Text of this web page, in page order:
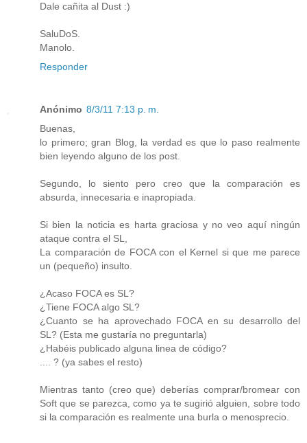
Dale cañita al Dust :)
SaluDoS.
Manolo.
Responder
Anónimo 8/3/11 7:13 p. m.
Buenas,
lo primero; gran Blog, la verdad es que lo paso realmente
bien leyendo alguno de los post.
Segundo, lo siento pero creo que la comparación es
absurda, innecesaria e inapropiada.
Si bien la noticia es harta graciosa y no veo aquí ningún
ataque contra el SL,
La comparación de FOCA con el Kernel si que me parece
un (pequeño) insulto.
¿Acaso FOCA es SL?
¿Tiene FOCA algo SL?
¿Cuanto se ha aprovechado FOCA en su desarrollo del
SL? (Esta me gustaría no preguntarla)
¿Habéis publicado alguna linea de código?
.... ? (ya sabes el resto)
Mientras tanto (creo que) deberías comprar/bromear con
Soft que se parezca, como ya te sugirió alguien, sobre todo
si la comparación es realmente una burla o menosprecio.